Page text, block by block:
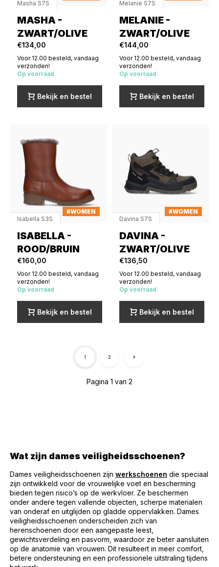
Masha S7S
MASHA -
ZWART/OLIVE
€134,00
Voor 12.00 besteld, vandaag
verzonden!
Op voorraad
Bekijk en bestel
Melanie S7S
MELANIE -
ZWART/OLIVE
€144,00
Voor 12.00 besteld, vandaag
verzonden!
Op voorraad
Bekijk en bestel
#WOMEN
Isabella S3S
ISABELLA -
ROOD/BRUIN
€160,00
Voor 12.00 besteld, vandaag
verzonden!
Op voorraad
Bekijk en bestel
#WOMEN
Davina S7S
DAVINA -
ZWART/OLIVE
€136,50
Voor 12.00 besteld, vandaag
verzonden!
Op voorraad
Bekijk en bestel
Pagina 1 van 2
1 2
Wat zijn dames veiligheidsschoenen?
Dames veiligheidsschoenen zijn werkschoenen die speciaal
zijn ontwikkeld voor de vrouwelijke voet en bescherming
bieden tegen risico’s op de werkvloer. Ze beschermen
onder andere tegen vallende objecten, scherpe materialen
van onderaf en uitglijden op gladde oppervlakken. Dames
veiligheidsschoenen onderscheiden zich van
herenschoenen door een aangepaste leest,
gewichtsverdeling en pasvorm, waardoor ze beter aansluiten
op de anatomie van vrouwen. Dit resulteert in meer comfort,
betere ondersteuning en een professionele uitstraling tijdens